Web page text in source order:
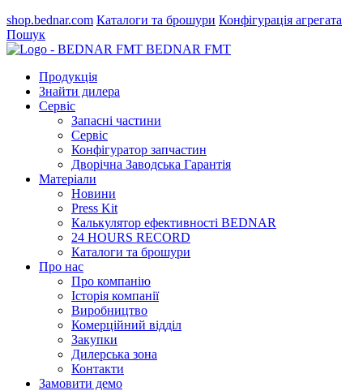
shop.bednar.com Каталоги та брошури Конфігурація агрегата
Пошук
BEDNAR FMT
Продукція
Знайти дилера
Сервіс
Запасні частини
Сервіс
Конфігуратор запчастин
Дворічна Заводська Гарантія
Матеріали
Новини
Press Kit
Калькулятор ефективності BEDNAR
24 HOURS RECORD
Каталоги та брошури
Про нас
Про компанію
Історія компанії
Виробництво
Комерційний відділ
Закупки
Дилерська зона
Контакти
Замовити демо